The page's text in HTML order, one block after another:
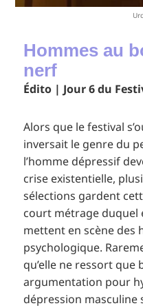
Hommes au
nerf
Édito | Jour 6 du
Alors que le festival
inversait le genre du
l’homme dépressif
crise existentielle,
sélections gardent
court métrage
mettent en scène des
psychologique.
qu’elle ne ressort que
argumentation pour
dépression masculine